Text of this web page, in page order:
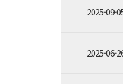
2025-09-
2025-06-